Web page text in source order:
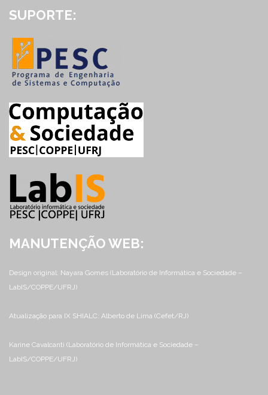
SUPORTE:
MANUTENÇÃO WEB:
Design original: Nayara Gomes (Laboratório de Informática e Sociedade –
LabIS/COPPE/UFRJ)
Atualização para IX SHIALC: Alberto de Lima (Cefet/RJ)
Karine Cavalcanti (Laboratório de Informática e Sociedade –
LabIS/COPPE/UFRJ)